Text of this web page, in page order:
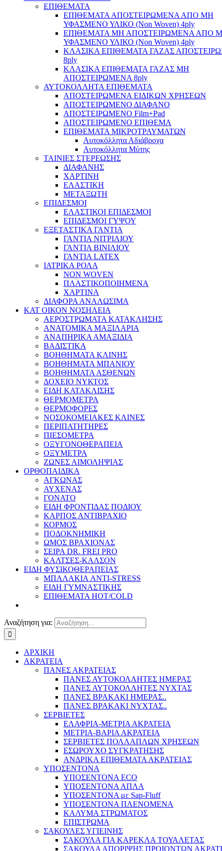
ΕΠΙΘΕΜΑΤΑ
ΕΠΙΘΕΜΑΤΑ ΑΠΟΣΤΕΙΡΩΜΕΝΑ ΑΠΟ ΜΗ
ΥΦΑΣΜΕΝΟ ΥΛΙΚΟ (Non Woven) 4ply
ΕΠΙΘΕΜΑΤΑ ΜΗ ΑΠΟΣΤΕΙΡΩΜΕΝΑ ΑΠΟ
ΥΦΑΣΜΕΝΟ ΥΛΙΚΟ (Non Woven) 4ply
ΚΛΑΣΙΚΑ ΕΠΙΘΕΜΑΤΑ ΓΑΖΑΣ
8ply
ΚΛΑΣΙΚΑ ΕΠΙΘΕΜΑΤΑ ΓΑΖΑΣ ΜΗ
ΑΠΟΣΤΕΙΡΩΜΕΝΑ 8ply
ΑΥΤΟΚΟΛΛΗΤΑ ΕΠΙΘΕΜΑΤΑ
ΑΠΟΣΤΕΙΡΩΜΕΝΑ ΕΙΔΙΚΩΝ ΧΡΗΣΕΩΝ
ΑΠΟΣΤΕΙΡΩΜΕΝΟ ΔΙΑΦΑΝΟ
ΑΠΟΣΤΕΙΡΩΜΕΝΟ Film+Pad
ΑΠΟΣΤΕΙΡΩΜΕΝΟ ΕΠΙΘΕΜΑ
ΕΠΙΘΕΜΑΤΑ ΜΙΚΡΟΤΡΑΥΜΑΤΩΝ
Αυτοκόλλητα Αδιάβροχα
Αυτοκόλλητα Μύτης
ΤΑΙΝΙΕΣ ΣΤΕΡΕΩΣΗΣ
ΔΙΑΦΑΝΗΣ
ΧΑΡΤΙΝΗ
ΕΛΑΣΤΙΚΗ
ΜΕΤΑΞΩΤΗ
ΕΠΙΔΕΣΜΟΙ
ΕΛΑΣΤΙΚΟΙ ΕΠΙΔΕΣΜΟΙ
ΕΠΙΔΕΣΜΟΙ ΓΥΨΟΥ
ΕΞΕΤΑΣΤΙΚΑ ΓΑΝΤΙΑ
ΓΑΝΤΙΑ ΝΙΤΡΙΛΙΟΥ
ΓΑΝΤΙΑ ΒΙΝΙΛΙΟΥ
ΓΑΝΤΙΑ LATEX
ΙΑΤΡΙΚΑ ΡΟΛΑ
NON WOVEN
ΠΛΑΣΤΙΚΟΠΟΙΗΜΕΝΑ
ΧΑΡΤΙΝΑ
ΔΙΑΦΟΡΑ ΑΝΑΛΩΣΙΜΑ
ΚΑΤ ΟΙΚΟΝ ΝΟΣΗΛΕΙΑ
ΑΕΡΟΣΤΡΩΜΑΤΑ ΚΑΤΑΚΛΗΣΗΣ
ΑΝΑΤΟΜΙΚΑ ΜΑΞΙΛΑΡΙΑ
ΑΝΑΠΗΡΙΚΑ ΑΜΑΞΙΔΙΑ
ΒΑΔΙΣΤΙΚΑ
ΒΟΗΘΗΜΑΤΑ ΚΛΙΝΗΣ
ΒΟΗΘΗΜΑΤΑ ΜΠΑΝΙΟΥ
ΒΟΗΘΗΜΑΤΑ ΑΣΘΕΝΩΝ
ΔΟΧΕΙΟ ΝΥΚΤΟΣ
ΕΙΔΗ ΚΑΤΑΚΛΙΣΗΣ
ΘΕΡΜΟΜΕΤΡΑ
ΘΕΡΜΟΦΟΡΕΣ
ΝΟΣΟΚΟΜΕΙΑΚΕΣ ΚΛΙΝΕΣ
ΠΕΡΙΠΑΤΗΤΗΡΕΣ
ΠΙΕΣΟΜΕΤΡΑ
ΟΞΥΓΟΝΟΘΕΡΑΠΕΙΑ
ΟΞΥΜΕΤΡΑ
ΖΩΝΕΣ ΑΙΜΟΛΗΨΙΑΣ
ΟΡΘΟΠΑΙΔΙΚΑ
ΑΓΚΩΝΑΣ
ΑΥΧΕΝΑΣ
ΓΟΝΑΤΟ
ΕΙΔΗ ΦΡΟΝΤΙΔΑΣ ΠΟΔΙΟΥ
ΚΑΡΠΟΣ ΑΝΤΙΒΡΑΧΙΟ
ΚΟΡΜΟΣ
ΠΟΔΟΚΝΗΜΙΚΗ
ΩΜΟΣ ΒΡΑΧΙΟΝΑΣ
ΣΕΙΡΑ DR. FREI PRO
ΚΑΛΤΣΕΣ-ΚΑΛΣΟΝ
ΕΙΔΗ ΦΥΣΙΚΟΘΕΡΑΠΕΙΑΣ
ΜΠΑΛΑΚΙΑ ANTI-STRESS
ΕΙΔΗ ΓΥΜΝΑΣΤΙΚΗΣ
ΕΠΙΘΕΜΑΤΑ HOT/COLD
Αναζήτηση για:
ΑΡΧΙΚΗ
ΑΚΡΑΤΕΙΑ
ΠΑΝΕΣ ΑΚΡΑΤΕΙΑΣ
ΠΑΝΕΣ ΑΥΤΟΚΟΛΛΗΤΕΣ ΗΜΕΡΑΣ
ΠΑΝΕΣ ΑΥΤΟΚΟΛΛΗΤΕΣ ΝΥΧΤΑΣ
ΠΑΝΕΣ ΒΡΑΚΑΚΙ ΗΜΕΡΑΣ..
ΠΑΝΕΣ ΒΡΑΚΑΚΙ ΝΥΧΤΑΣ..
ΣΕΡΒΙΕΤΕΣ
ΕΛΑΦΡΙΑ-ΜΕΤΡΙΑ ΑΚΡΑΤΕΙΑ
ΜΕΤΡΙΑ-ΒΑΡΙΑ ΑΚΡΑΤΕΙΑ
ΣΕΡΒΙΕΤΕΣ ΠΟΛΛΑΠΛΩΝ ΧΡΗΣΕΩΝ
ΕΣΩΡΟΥΧΟ ΣΥΓΚΡΑΤΗΣΗΣ
ΑΝΔΡΙΚΑ ΕΠΙΘΕΜΑΤΑ ΑΚΡΑΤΕΙΑΣ
ΥΠΟΣΕΝΤΟΝΑ
ΥΠΟΣΕΝΤΟΝΑ ECO
ΥΠΟΣΕΝΤΟΝΑ ΑΠΛΑ
ΥΠΟΣΕΝΤΟΝΑ με Sap-Fluff
ΥΠΟΣΕΝΤΟΝΑ ΠΛΕΝΟΜΕΝΑ
ΚΑΛΥΜΑ ΣΤΡΩΜΑΤΟΣ
ΕΠΙΣΤΡΩΜΑ
ΣΑΚΟΥΛΕΣ ΥΓΙΕΙΝΗΣ
ΣΑΚΟΥΛΑ ΓΙΑ ΚΑΡΕΚΛΑ ΤΟΥΑΛΕΤΑΣ
ΣΑΚΟΥΛΑ ΑΠΟΡΙΨΗΣ ΠΡΟΙΟΝΤΩΝ